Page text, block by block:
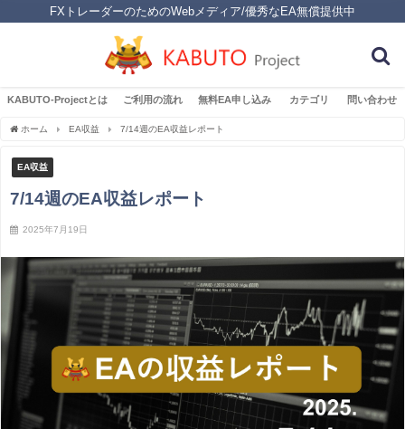
FXトレーダーのためのWebメディア/優秀なEA無償提供中
KABUTO-Projectとは ご利用の流れ 無料EA申し込み カテゴリ 問い合わせ
ホーム EA収益 7/14週のEA収益レポート
EA収益
7/14週のEA収益レポート
2025年7月19日